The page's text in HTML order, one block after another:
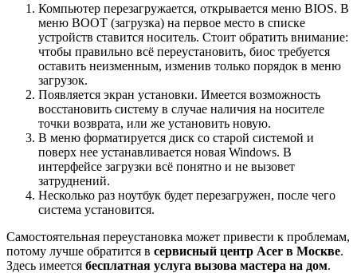
Компьютер перезагружается, открывается меню BIOS. В
меню BOOT (загрузка) на первое место в списке
устройств ставится носитель. Стоит обратить внимание:
чтобы правильно всё переустановить, биос требуется
оставить неизменным, изменив только порядок в меню
загрузок.
Появляется экран установки. Имеется возможность
восстановить систему в случае наличия на носителе
точки возврата, или же установить новую.
В меню форматируется диск со старой системой и
поверх нее устанавливается новая Windows. В
интерфейсе загрузки всё понятно и не вызовет
затруднений.
Несколько раз ноутбук будет перезагружен, после чего
система установится.
Самостоятельная переустановка может привести к проблемам,
потому лучше обратится в сервисный центр Acer в Москве.
Здесь имеется бесплатная услуга вызова мастера на дом.